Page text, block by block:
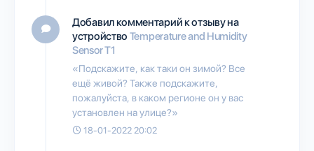
Добавил комментарий к отзыву на
устройство Temperature and Humidity
Sensor T1
«Подскажите, как таки он зимой? Все
ещё живой? Также подскажите,
пожалуйста, в каком регионе он у вас
установлен на улице?»
18-01-2022 20:02